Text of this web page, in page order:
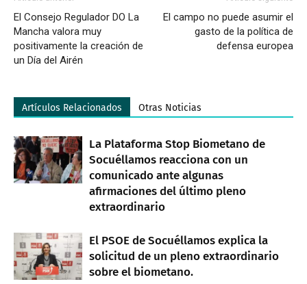
El Consejo Regulador DO La
Mancha valora muy
positivamente la creación de
un Día del Airén
El campo no puede asumir el
gasto de la política de
defensa europea
Artículos Relacionados Otras Noticias
La Plataforma Stop Biometano de
Socuéllamos reacciona con un
comunicado ante algunas
afirmaciones del último pleno
extraordinario
El PSOE de Socuéllamos explica la
solicitud de un pleno extraordinario
sobre el biometano.